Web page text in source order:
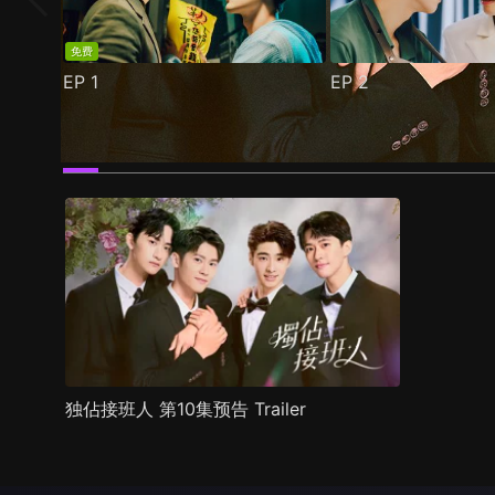
免费
EP 1 EP2
推荐影片
独佔接班人 第10集预告 Trailer